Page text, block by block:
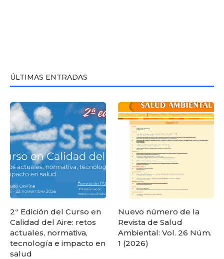
ÚLTIMAS ENTRADAS
2ª Edición del Curso en
Calidad del Aire: retos
actuales, normativa,
tecnología e impacto en
salud
Nuevo número de la
Revista de Salud
Ambiental: Vol. 26 Núm.
1 (2026)